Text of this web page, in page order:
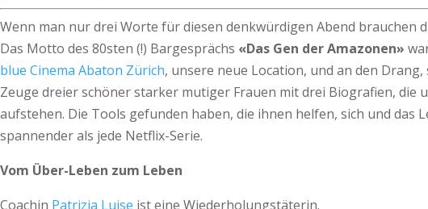
Wenn man nur drei Worte für diesen denkwürdigen Abend brauchen
Das Motto des 80sten (!) Bargesprächs «Das Gen der Amazonen»
blue Cinema Abaton Zürich, unsere neue Location, und an den
Zeuge dreier schöner starker mutiger Frauen mit drei Biografien, die
aufstehen. Die Tools gefunden haben, die ihnen helfen, sich und das
spannender als jede Netflix-Serie.
Vom Über-Leben zum Leben
Coachin Patrizia Luise ist eine Wiederholungstäterin.